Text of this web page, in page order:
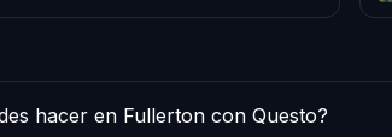
hacer en Fullerton con Questo?